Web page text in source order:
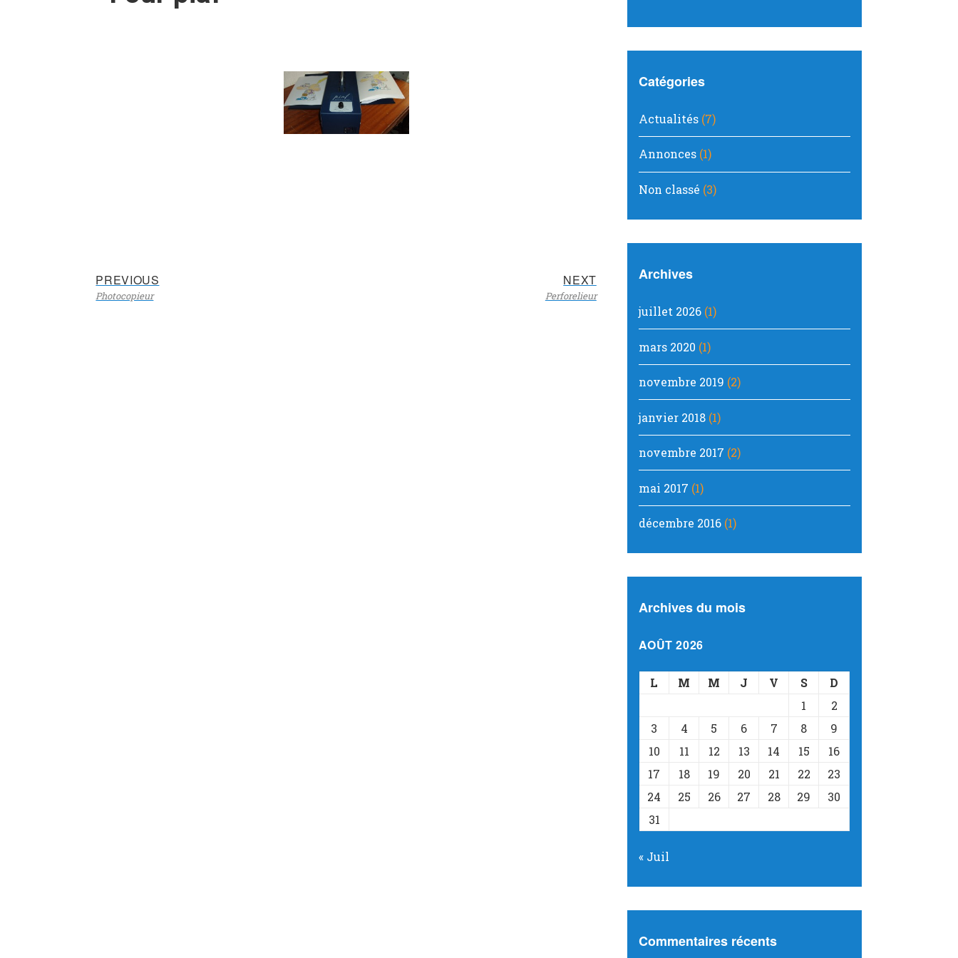
Navigation
de
PREVIOUS
Photocopieur
NEXTNext
post:
Perforelieur
Catégories
Actualités (7)
Annonces (1)
Non classé (3)
Archives
juillet 2026 (1)
mars 2020 (1)
novembre 2019 (2)
janvier 2018 (1)
novembre 2017 (2)
mai 2017 (1)
décembre 2016 (1)
Archives du mois
AOÛT 2026
L M M J V S
D
1
2
3
4 5 6 7 8
9
10
11 12 13 14 15
16
17
18 19 20 21 22
23
24
25 26 27 28 29
30
31
« Juil
Commentaires récents